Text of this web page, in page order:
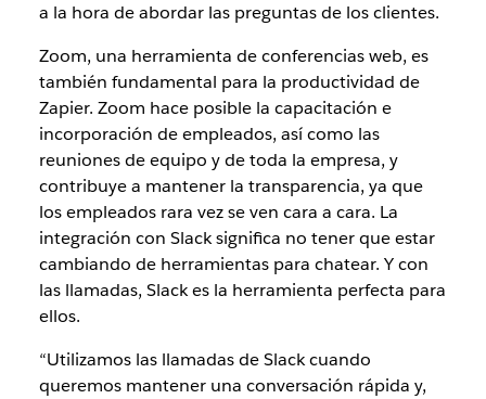
a la hora de abordar las preguntas de los clientes.
Zoom, una herramienta de conferencias web, es
también fundamental para la productividad de
Zapier. Zoom hace posible la capacitación e
incorporación de empleados, así como las
reuniones de equipo y de toda la empresa, y
contribuye a mantener la transparencia, ya que
los empleados rara vez se ven cara a cara. La
integración con Slack significa no tener que estar
cambiando de herramientas para chatear. Y con
las llamadas, Slack es la herramienta perfecta para
ellos.
“Utilizamos las llamadas de Slack cuando
queremos mantener una conversación rápida y,